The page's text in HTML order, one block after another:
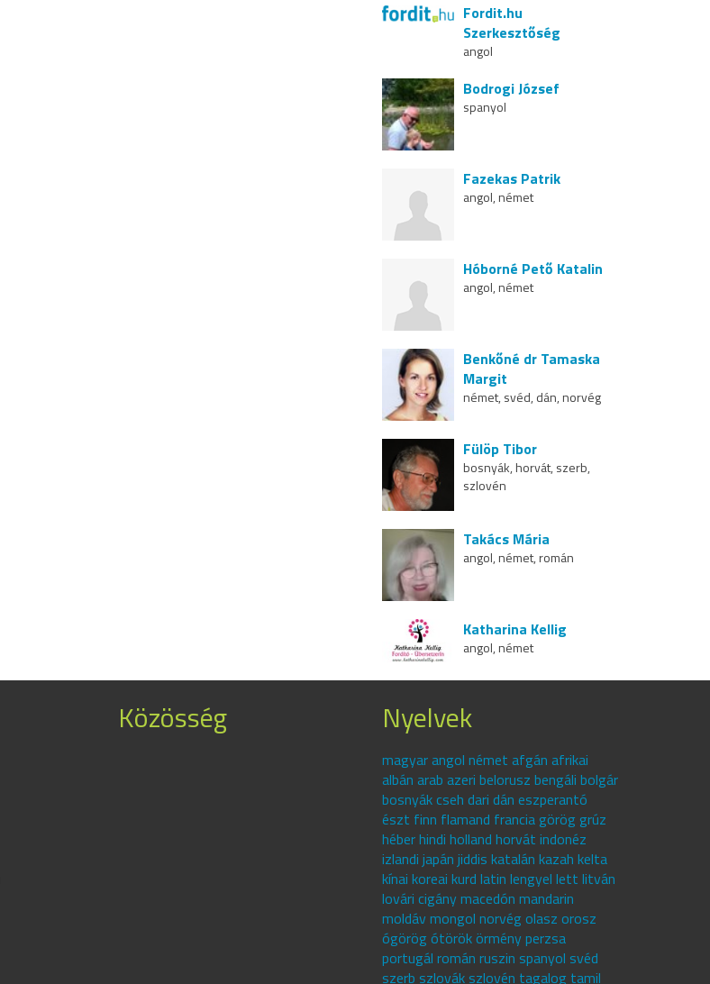
Fordit.hu
Szerkesztőség
angol
Bodrogi József
spanyol
Fazekas Patrik
angol, német
Hóborné Pető Katalin
angol, német
Benkőné dr Tamaska
Margit
német, svéd, dán, norvég
Fülöp Tibor
bosnyák, horvát, szerb,
szlovén
Takács Mária
angol, német, román
Katharina Kellig
angol, német
Közösség Nyelvek
magyar angol német afgán afrikai
albán arab azeri belorusz bengáli bolgár
bosnyák cseh dari dán eszperantó
észt finn flamand francia görög grúz
héber hindi holland horvát indonéz
izlandi japán jiddis katalán kazah kelta
kínai koreai kurd latin lengyel lett litván
lovári cigány macedón mandarin
moldáv mongol norvég olasz orosz
ógörög ótörök örmény perzsa
portugál román ruszin spanyol svéd
szerb szlovák szlovén tagalog tamil